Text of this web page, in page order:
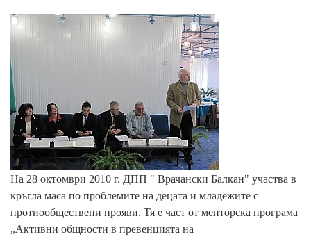
На 28 октомври 2010 г. ДПП " Врачански Балкан" участва в
кръгла маса по проблемите на децата и младежите с
протиообществени прояви. Тя е част от менторска програма
„Активни общности в превенцията на